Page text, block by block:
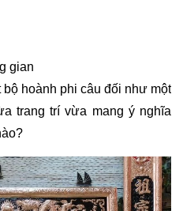
gian
hoành phi câu đối như một
trang trí vừa mang ý nghĩa